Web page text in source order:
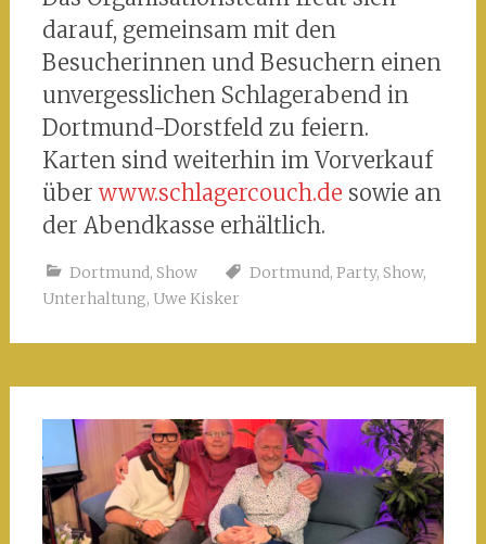
darauf, gemeinsam mit den
Besucherinnen und Besuchern einen
unvergesslichen Schlagerabend in
Dortmund-Dorstfeld zu feiern.
Karten sind weiterhin im Vorverkauf
über www.schlagercouch.de sowie an
der Abendkasse erhältlich.
Dortmund, Show Dortmund, Party, Show,
Unterhaltung, Uwe Kisker